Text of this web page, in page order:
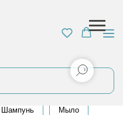
Шампунь Мыло